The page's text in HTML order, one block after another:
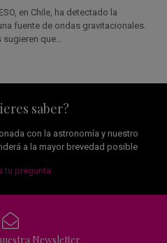
en Chile, ha detectado la
fuente de ondas gravitacionales.
que…
saber?
con la astronomía y nuestro
a la mayor brevedad posible
tu pregunta
Newsletter